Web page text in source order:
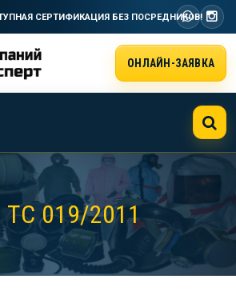
СЕРТИФИКАЦИЯ БЕЗ ПОСРЕДНИКОВ!
ОНЛАЙН-ЗАЯВКА
ТС 019/2011